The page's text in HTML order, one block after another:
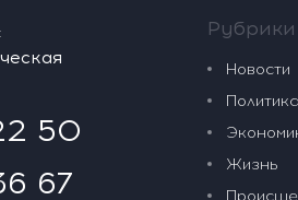
50
67
Рубрики
Новости
Политика
Жизнь